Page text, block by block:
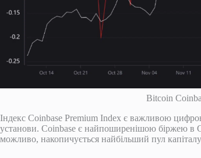
Bitcoin
Індекс Coinbase Premium Index є важливою
установи. Coinbase є найпоширенішою біржею в
можливо, накопичується найбільший пул